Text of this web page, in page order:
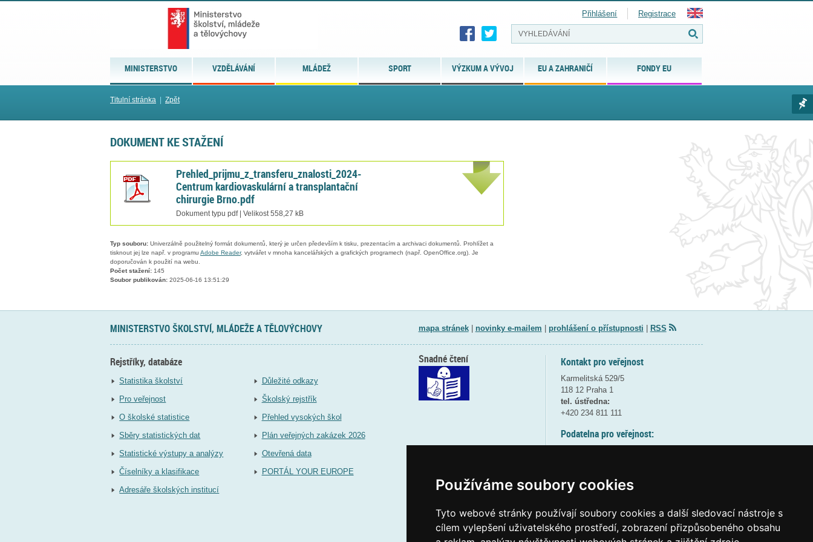
Používáme soubory cookies
Tyto webové stránky používají soubory cookies a další sledovací nástroje s
cílem vylepšení uživatelského prostředí, zobrazení přizpůsobeného obsahu
MINISTERSTVO VZDĚLÁVÁNÍ MLÁDEŽ SPORT VÝZKUM A VÝVOJ EU A ZAHRANIČÍ FONDY EU
Přihlášení Registrace
Titulní stránka Zpět
DOKUMENT KE STAŽENÍ
Prehled_prijmu_z_transferu_znalosti_2024-
Centrum kardiovaskulární a transplantační
chirurgie Brno.pdf
Dokument typu pdf | Velikost 558,27 kB
Typ souboru: Univerzálně použitelný formát dokumentů, který je určen především k tisku, prezentacím a archivaci dokumentů. Prohlížet a
tisknout jej lze např. v programu Adobe Reader, vytvářet v mnoha kancelářských a grafických programech (např. OpenOffice.org). Je
doporučován k použití na webu.
Počet stažení: 145
Soubor publikován: 2025-06-16 13:51:29
MINISTERSTVO ŠKOLSTVÍ, MLÁDEŽE A TĚLOVÝCHOVY mapa stránek| novinky e-mailem prohlášení o přístupnosti RSS
Rejstříky, databáze
Statistika školství
Pro veřejnost
O školské statistice
Sběry statistických dat
Statistické výstupy a analýzy
Číselníky a klasifikace
Adresáře školských institucí
Důležité odkazy
Školský rejstřík
Přehled vysokých škol
Plán veřejných zakázek 2026
Otevřená data
PORTÁL YOUR EUROPE
Kontakt pro veřejnost
Karmelitská 529/5
118 12 Praha 1
tel. ústředna:
+420 234 811 111
Podatelna pro veřejnost:
(více informací
Elektronická podatelna:
Snadné čtení